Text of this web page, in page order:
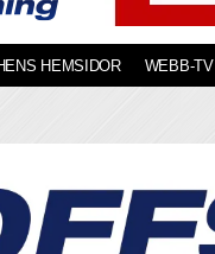
HEMSIDOR WEBB-TV